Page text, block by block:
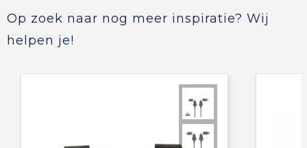
Op zoek naar nog meer inspiratie? Wij
helpen je!